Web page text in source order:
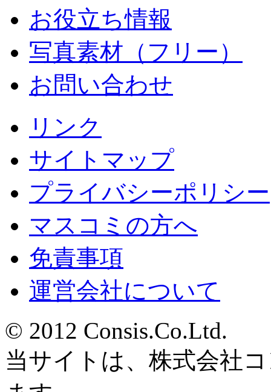
お役立ち情報
写真素材（フリー）
お問い合わせ
リンク
サイトマップ
プライバシーポリシー
マスコミの方へ
免責事項
運営会社について
© 2012 Consis.Co.Ltd.
当サイトは、株式会社